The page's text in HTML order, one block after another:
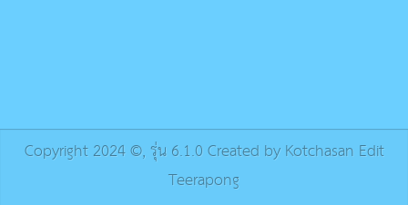
Copyright 2024 ©, รุ่น 6.1.0 Created by Kotchasan Edit
Teerapong